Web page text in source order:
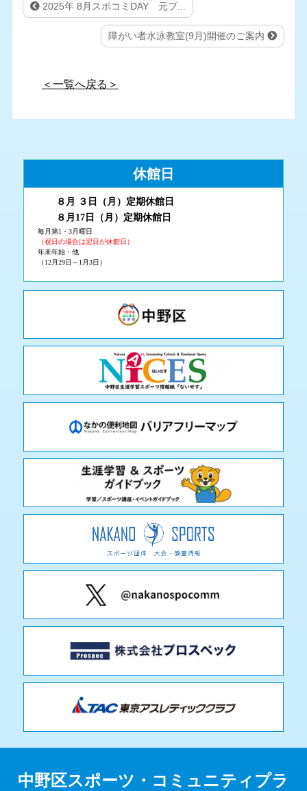
2025年 8月スポコミDAY 元プ...
障がい者水泳教室(9月)開催のご案内
＜一覧へ戻る＞
休館日
８月 ３ 日（月 ） 定期休館日
８月17日（月 ）定期休館日
毎月第1・3月曜日
（祝日の場合は翌日が休館日）
年末年始・他
（12月29日～1月3日）
中野区スポーツ・コミュニティプラ